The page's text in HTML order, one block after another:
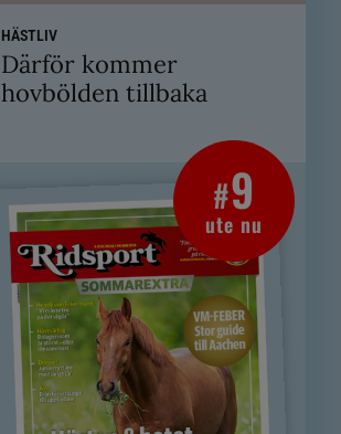
HÄSTLIV
Därför kommer
hovbölden tillbaka
#9
ute nu